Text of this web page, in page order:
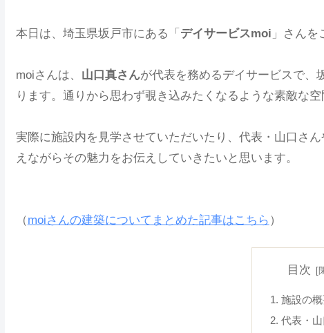
本日は、埼玉県坂戸市にある「 デイサービスmoi 」さんを
moiさんは、 山口真さんが代表を務めるデイサービスで、
ります。通りから思わず覗き込みたくなるような素敵な空
実際に施設内を見学させていただいたり、代表・山口さ
えながらその魅力をお伝えしていきたいと思います。
（moiさんの建築についてまとめた記事はこちら ）
目次
施設の
代表・